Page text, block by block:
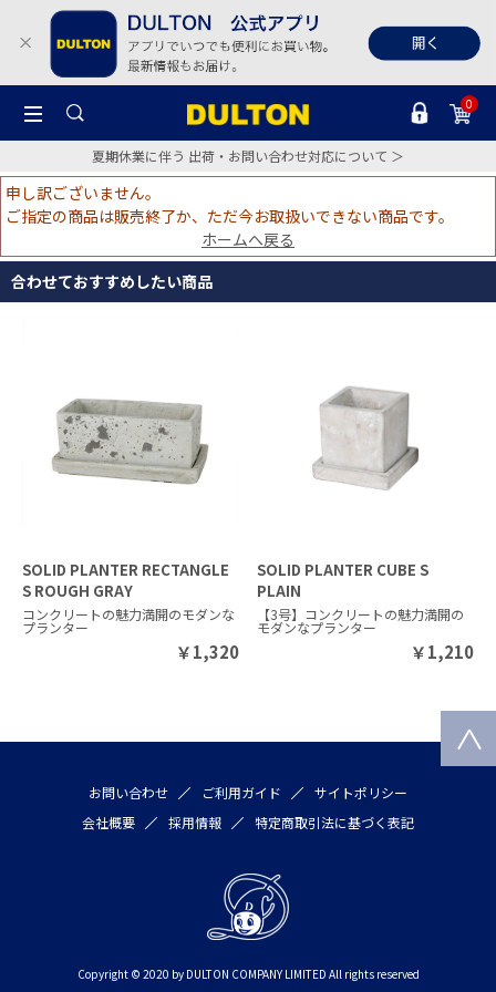
0
夏期休業に伴う 出荷・お問い合わせ対応について ＞
申し訳ございません。
ご指定の商品は販売終了か、ただ今お取扱いできない商品です。
ホームへ戻る
合わせておすすめしたい商品
SOLID PLANTER RECTANGLE
S ROUGH GRAY
コンクリートの魅力満開のモダンな
プランター
￥1,320
SOLID PLANTER CUBE S
PLAIN
【3号】コンクリートの魅力満開の
モダンなプランター
￥1,210
お問い合わせ ご利用ガイド
サイトポリシー
会社概要
採用情報 特定商取引法に基づく表記
Copyright © 2020 by DULTON COMPANY LIMITED All rights reserved